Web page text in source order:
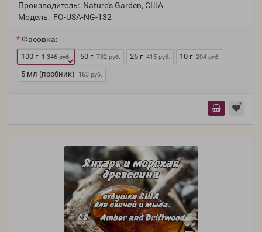
Производитель: Nature's Garden, США
Модель: FO-USA-NG-132
Фасовка:
100 г 1 346 руб. 50 г 732 руб. 25 г 415 руб. 10 г 204 руб.
5 мл (пробник) 163 руб.